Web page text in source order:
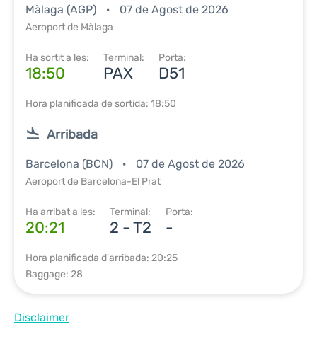
Màlaga (AGP) 07 de Agost de 2026
Aeroport de Màlaga
Ha sortit a les:
18:50
Terminal:
PAX
Porta:
D51
Hora planificada de sortida: 18:50
Arribada
Barcelona (BCN) 07 de Agost de 2026
Aeroport de Barcelona-El Prat
Ha arribat a les:
20:21
Terminal:
2 - T2
Porta:
-
Hora planificada d'arribada: 20:25
Baggage: 28
Disclaimer